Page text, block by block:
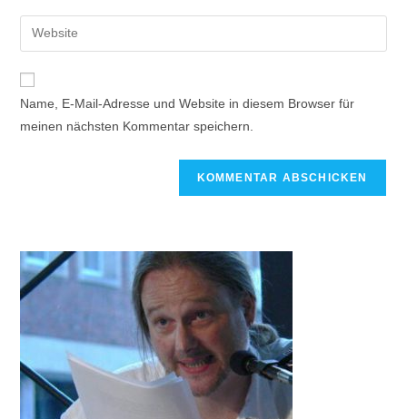
Name, E-Mail-Adresse und Website in diesem Browser für
meinen nächsten Kommentar speichern.